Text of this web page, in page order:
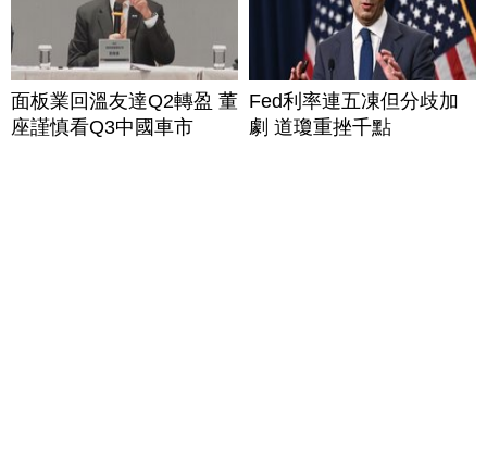
面板業回溫友達Q2轉盈 董
座謹慎看Q3中國車市
Fed利率連五凍但分歧加
劇 道瓊重挫千點